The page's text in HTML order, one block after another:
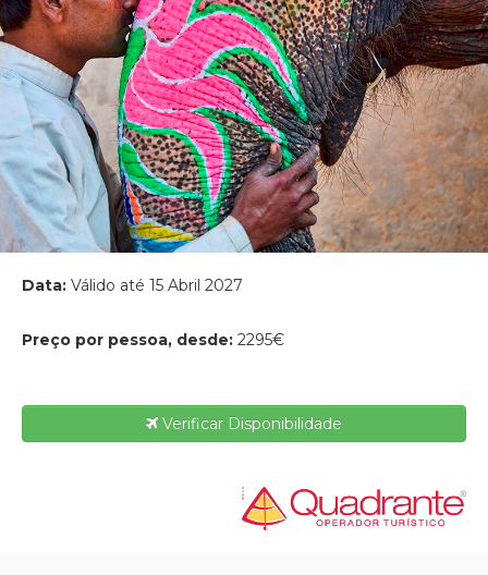
Data: Válido até 15 Abril 2027
Preço por pessoa, desde: 2295€
Verificar Disponibilidade